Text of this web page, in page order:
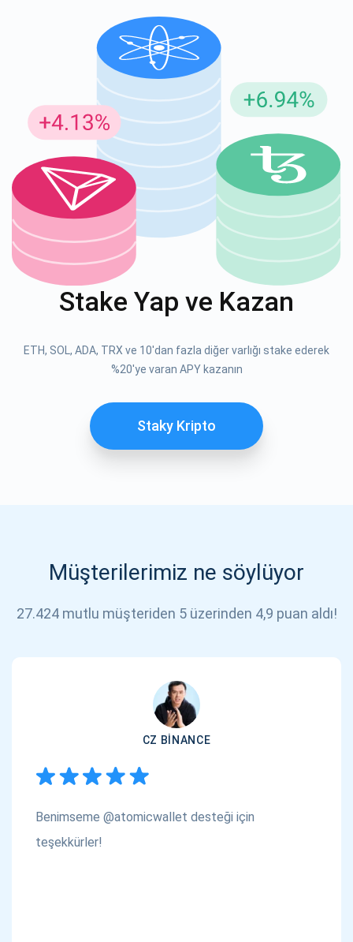
Stake Yap ve Kazan
ETH, SOL, ADA, TRX ve 10'dan fazla diğer varlığı stake ederek
%20'ye varan APY kazanın
Staky Kripto
Müşterilerimiz ne söylüyor
27.424 mutlu müşteriden 5 üzerinden 4,9 puan aldı!
CZ BINANCE
Benimseme @atomicwallet desteği için
teşekkürler!
Atomic
1000.000
ABONE OL
support@atomicwallet.io
YouTube'umuza göz atın
Güncellemeler için Abone Ol
En son proje güncellemelerini ve kripto kılavuzlarını ilk alan
siz olun